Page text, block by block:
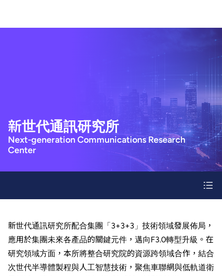
人才招募
量子計算研究所
半導體研究所
技術專欄
研討活動
聯絡我們
社群媒體
Youtube
語言
新世代通訊研究所
Next-generation Communications Research
Center
新世代通訊研究所配合集團「3+3+3」技術領域發展佈局，
應用於集團未來各產品的關鍵元件，邁向F3.0轉型升級。在
研究領域方面，本所將整合研究院的資源跨領域合作，結合
次世代半導體製程與人工智慧技術，聚焦車聯網與低軌道衛